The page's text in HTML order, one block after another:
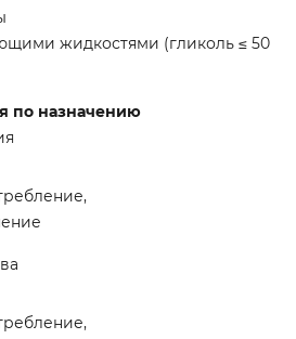
жидкостями (гликоль ≤ 50
по назначению